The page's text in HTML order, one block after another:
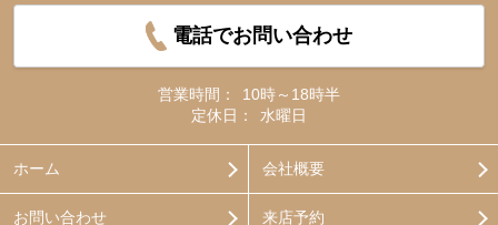
電話でお問い合わせ
営業時間：
10時～18時半
定休日：
水曜日
ホーム 会社概要
お問い合わせ 来店予約